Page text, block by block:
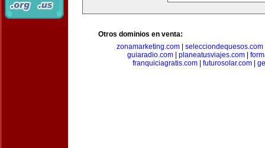
Otros dominios en venta:
zonamarketing.com| selecciondequesos.com
guiaradio.com
planeatusviajes.com
franquiciagratis.com
futurosolar.com